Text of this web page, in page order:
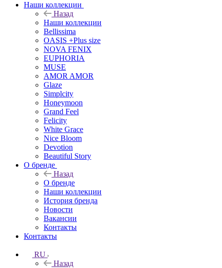
Наши коллекции
Назад
Наши коллекции
Bellissima
OASIS +Plus size
NOVA FENIX
EUPHORIA
MUSE
AMOR AMOR
Glaze
Simplcity
Honeymoon
Grand Feel
Felicity
White Grace
Nice Bloom
Devotion
Beautiful Story
О бренде
Назад
О бренде
Наши коллекции
История бренда
Новости
Вакансии
Контакты
Контакты
RU
Назад